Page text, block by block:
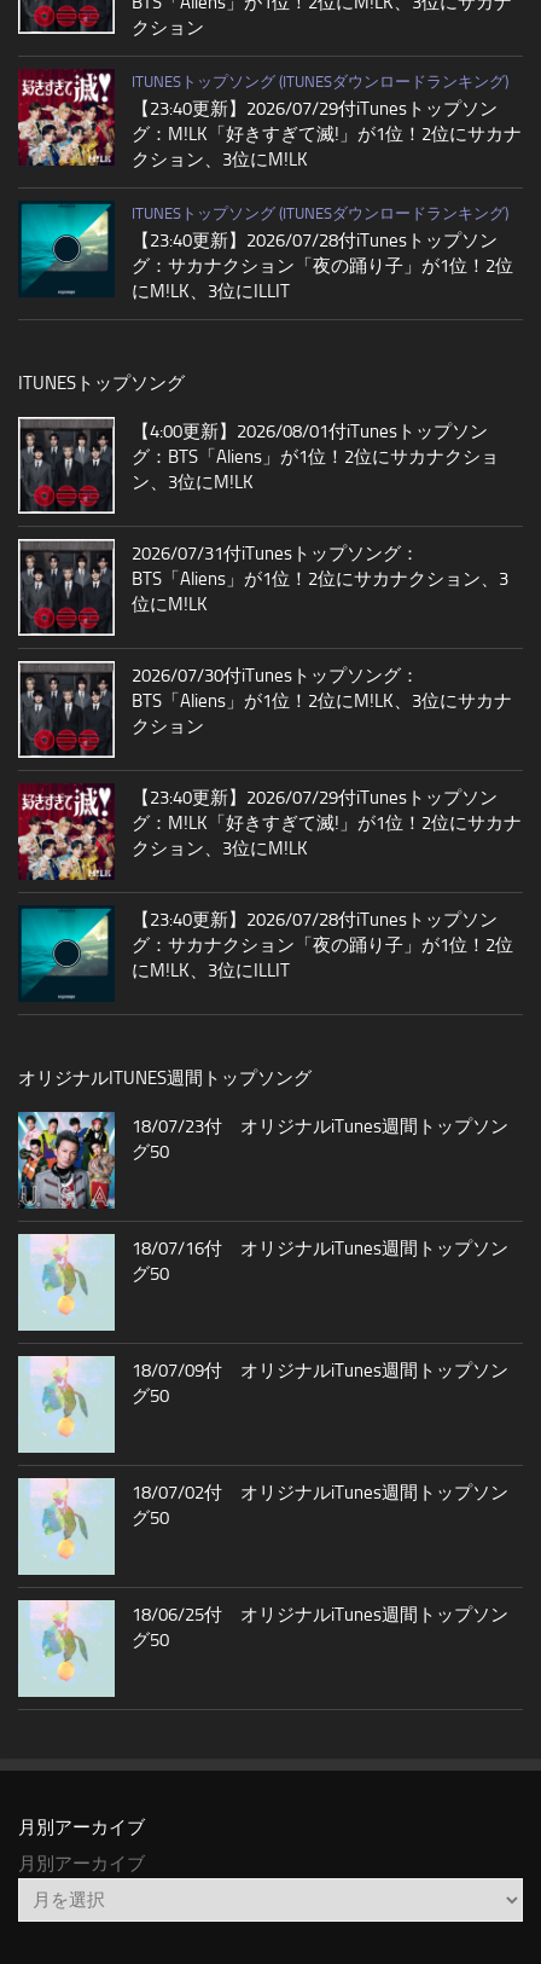
クション
ITUNESトップソング (ITUNESダウンロードランキング)
【23:40更新】2026/07/29付iTunesトップソン
グ：M!LK「好きすぎて滅!」が1位！2位にサカナ
クション、3位にM!LK
ITUNESトップソング (ITUNESダウンロードランキング)
【23:40更新】2026/07/28付iTunesトップソン
グ：サカナクション「夜の踊り子」が1位！2位
にM!LK、3位にILLIT
ITUNESトップソング
【4:00更新】2026/08/01付iTunesトップソン
グ：BTS「Aliens」が1位！2位にサカナクショ
ン、3位にM!LK
2026/07/31付iTunesトップソング：
BTS「Aliens」が1位！2位にサカナクション、3
位にM!LK
2026/07/30付iTunesトップソング：
BTS「Aliens」が1位！2位にM!LK、3位にサカナ
クション
【23:40更新】2026/07/29付iTunesトップソン
グ：M!LK「好きすぎて滅!」が1位！2位にサカナ
クション、3位にM!LK
【23:40更新】2026/07/28付iTunesトップソン
グ：サカナクション「夜の踊り子」が1位！2位
にM!LK、3位にILLIT
オリジナルITUNES週間トップソング
18/07/23付 オリジナルiTunes週間トップソン
グ50
18/07/16付 オリジナルiTunes週間トップソン
グ50
18/07/09付 オリジナルiTunes週間トップソン
グ50
18/07/02付 オリジナルiTunes週間トップソン
グ50
18/06/25付 オリジナルiTunes週間トップソン
グ50
月別アーカイブ
月別アーカイブ